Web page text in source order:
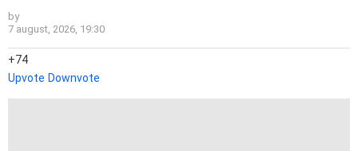
by
7 august, 2026, 19:30
74
Upvote Downvote